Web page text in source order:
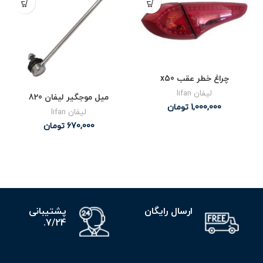
چراغ خطر عقب x50
لیفان lifan
1,000,000 تومان
میل موجگیر لیفان 820
لیفان lifan
670,000 تومان
ارسال رایگان
پشتیبانی
7/24.